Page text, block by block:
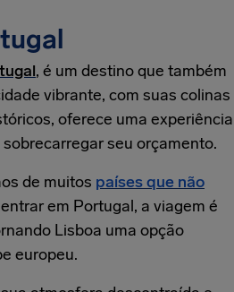
, é um destino que também
vibrante, com suas colinas
oferece uma experiência
seu orçamento.
de muitos países que não
em Portugal, a viagem é
Lisboa uma opção
europeu.